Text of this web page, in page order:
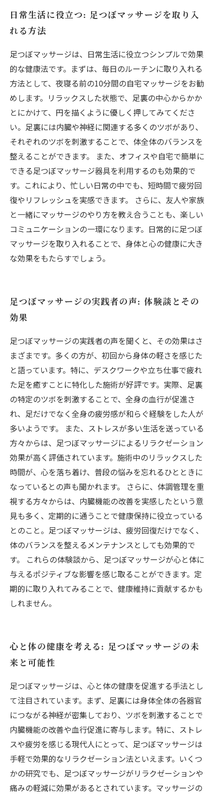
日常生活に役立つ: 足つぼマッサージを取り入
れる方法
足つぼマッサージは、日常生活に役立つシンプルで効果
的な健康法です。まずは、毎日のルーチンに取り入れる
方法として、夜寝る前の10分間の自宅マッサージをお勧
めします。リラックスした状態で、足裏の中心からかか
とにかけて、円を描くように優しく押してみてくださ
い。足裏には内臓や神経に関連する多くのツボがあり、
それぞれのツボを刺激することで、体全体のバランスを
整えることができます。 また、オフィスや自宅で簡単に
できる足つぼマッサージ器具を利用するのも効果的で
す。これにより、忙しい日常の中でも、短時間で疲労回
復やリフレッシュを実感できます。 さらに、友人や家族
と一緒にマッサージのやり方を教え合うことも、楽しい
コミュニケーションの一環になります。日常的に足つぼ
マッサージを取り入れることで、身体と心の健康に大き
な効果をもたらすでしょう。
足つぼマッサージの実践者の声: 体験談とその
効果
足つぼマッサージの実践者の声を聞くと、その効果はさ
まざまです。多くの方が、初回から身体の軽さを感じた
と語っています。特に、デスクワークや立ち仕事で疲れ
た足を癒すことに特化した施術が好評です。実際、足裏
の特定のツボを刺激することで、全身の血行が促進さ
れ、足だけでなく全身の疲労感が和らぐ経験をした人が
多いようです。 また、ストレスが多い生活を送っている
方々からは、足つぼマッサージによるリラクゼーション
効果が高く評価されています。施術中のリラックスした
時間が、心を落ち着け、普段の悩みを忘れるひとときに
なっているとの声も聞かれます。 さらに、体調管理を重
視する方々からは、内臓機能の改善を実感したという意
見も多く、定期的に通うことで健康保持に役立っている
とのこと。足つぼマッサージは、疲労回復だけでなく、
体のバランスを整えるメンテナンスとしても効果的で
す。 これらの体験談から、足つぼマッサージが心と体に
与えるポジティブな影響を感じ取ることができます。定
期的に取り入れてみることで、健康維持に貢献するかも
しれません。
心と体の健康を考える: 足つぼマッサージの未
来と可能性
足つぼマッサージは、心と体の健康を促進する手法とし
て注目されています。まず、足裏には身体全体の各器官
につながる神経が密集しており、ツボを刺激することで
内臓機能の改善や血行促進に寄与します。特に、ストレ
スや疲労を感じる現代人にとって、足つぼマッサージは
手軽で効果的なリラクゼーション法といえます。いくつ
かの研究でも、足つぼマッサージがリラクゼーションや
痛みの軽減に効果があるとされています。マッサージの